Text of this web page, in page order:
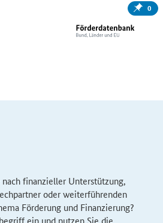
0
nach finanzieller Unterstützung,
oder weiterführenden
Förderung und Finanzierung?